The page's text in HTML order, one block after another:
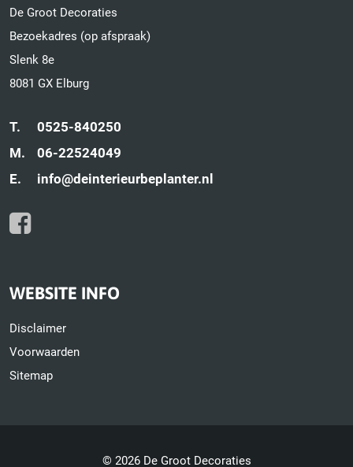
De Groot Decoraties
Bezoekadres (op afspraak)
Slenk 8e
8081 GX Elburg
T.
0525-840250
M.
06-22524049
E.
info@deinterieurbeplanter.nl
WEBSITE INFO
Disclaimer
Voorwaarden
Sitemap
© 2026 De Groot Decoraties